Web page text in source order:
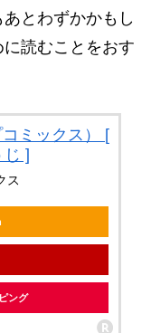
とわずかかもし
読むことをおす
ミックス） [
じ ]
ス
ング